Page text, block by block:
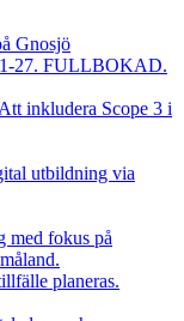
Gnosjö
27. FULLBOKAD.
inkludera Scope 3 i
utbildning via
med fokus på
planeras.